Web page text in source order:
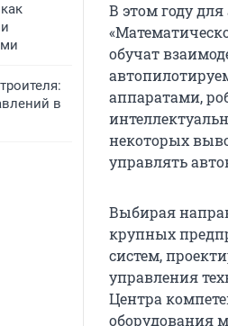
в
В этом году
обучат
аппаратами,
некоторых
управлять
Выбирая
крупных
систем,
управления
Центра
оборудования